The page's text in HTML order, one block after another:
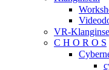
VR-
C H O R O S